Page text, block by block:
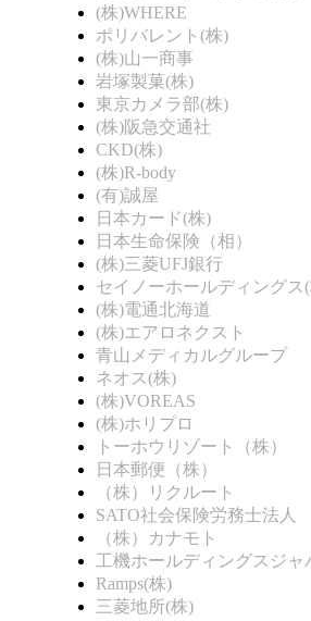
(株)WHERE
ポリバレント(株)
(株)山一商事
岩塚製菓(株)
東京カメラ部(株)
(株)阪急交通社
CKD(株)
(株)R-body
(有)誠屋
日本カード(株)
日本生命保険（相）
(株)三菱UFJ銀行
セイノーホールディングス
(株)電通北海道
(株)エアロネクスト
青山メディカルグループ
ネオス(株)
(株)VOREAS
(株)ホリプロ
トーホウリゾート（株）
日本郵便（株）
（株）リクルート
SATO社会保険労務士法人
（株）カナモト
工機ホールディングスジャ
Ramps(株)
三菱地所(株)